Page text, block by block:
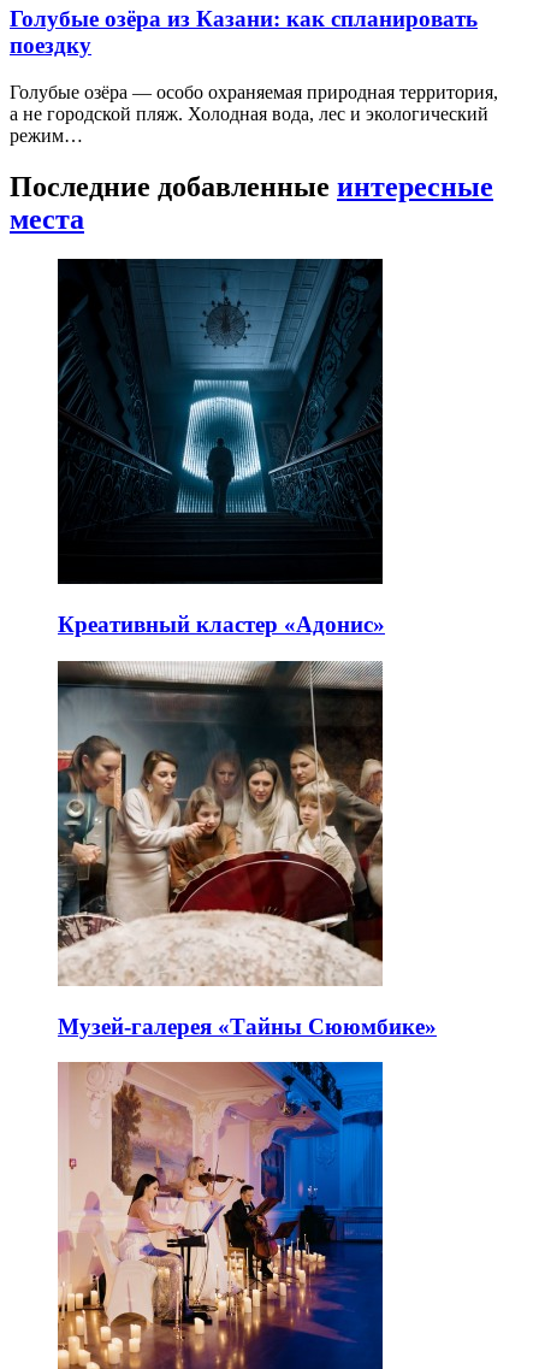
Голубые озёра из Казани: как спланировать
поездку
Голубые озёра — особо охраняемая природная территория,
а не городской пляж. Холодная вода, лес и экологический
режим…
Последние добавленные интересные
места
Креативный кластер «Адонис»
Музей-галерея «Тайны Сююмбике»